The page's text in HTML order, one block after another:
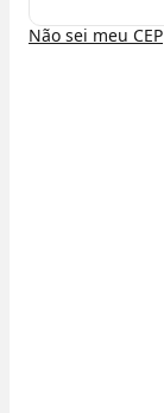
Não sei meu CEP